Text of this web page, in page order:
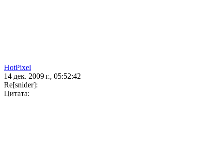
HotPixel
14 дек. 2009 г., 05:52:42
Re[snider]:
Цитата: